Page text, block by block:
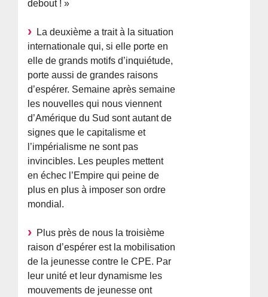
debout ! »
La deuxième a trait à la situation
internationale qui, si elle porte en
elle de grands motifs d’inquiétude,
porte aussi de grandes raisons
d’espérer. Semaine après semaine
les nouvelles qui nous viennent
d’Amérique du Sud sont autant de
signes que le capitalisme et
l’impérialisme ne sont pas
invincibles. Les peuples mettent
en échec l’Empire qui peine de
plus en plus à imposer son ordre
mondial.
Plus près de nous la troisième
raison d’espérer est la mobilisation
de la jeunesse contre le CPE. Par
leur unité et leur dynamisme les
mouvements de jeunesse ont